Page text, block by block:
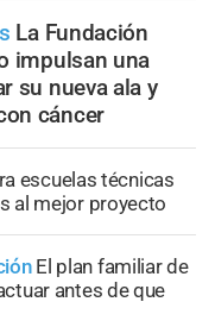
La Fundación
impulsan una
su nueva ala y
cáncer
escuelas técnicas
al mejor proyecto
El plan familiar de
antes de que